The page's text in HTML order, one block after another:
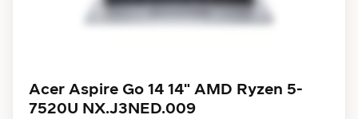
Acer Aspire Go 14 14" AMD Ryzen 5-
7520U NX.J3NED.009